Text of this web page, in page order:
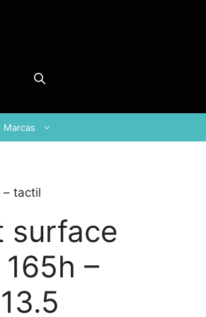
Marcas
– tactil
surface
–